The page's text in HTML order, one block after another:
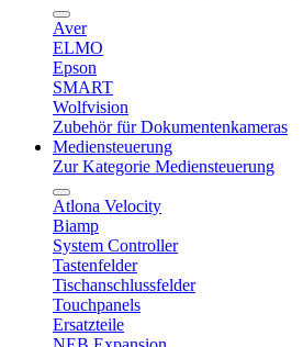
Aver
ELMO
Epson
SMART
Wolfvision
Zubehör für Dokumentenkameras
Mediensteuerung
Zur Kategorie Mediensteuerung
Atlona Velocity
Biamp
System Controller
Tastenfelder
Tischanschlussfelder
Touchpanels
Ersatzteile